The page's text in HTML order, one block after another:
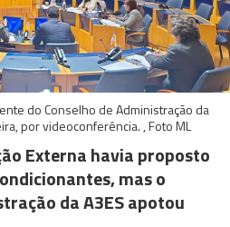
do Conselho de Administração da
por videoconferência. , Foto ML
Externa havia proposto
mas o
da A3ES apotou